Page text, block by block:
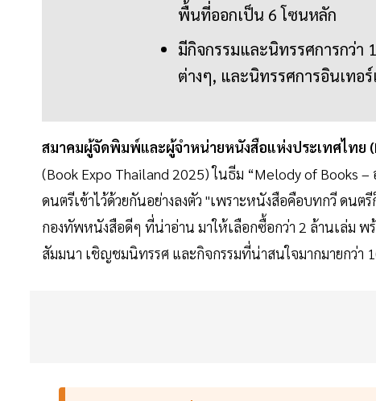
พื้นที่ออกเป็น 6 โซนหลัก
มีกิจกรรมและนิทรรศการกว่า
ต่างๆ, และนิทรรศการอินเทอ
สมาคมผู้จัดพิมพ์และผู้จำหน่ายหนังสือแห่งประเทศไทย
(Book Expo Thailand 2025) ในธีม “Melody of Books
ดนตรีเข้าไว้ด้วยกันอย่างลงตัว "เพราะหนังสือคือบทกวี ด
กองทัพหนังสือดีๆ ที่น่าอ่าน มาให้เลือกซื้อกว่า 2 ล้านเล่ม
สัมมนา เชิญชมนิทรรศ และกิจกรรมที่น่าสนใจมากมายกว่า